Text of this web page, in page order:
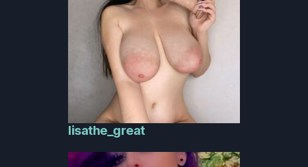
lisathe_great